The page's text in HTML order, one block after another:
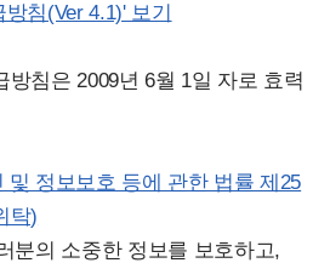
침(Ver 4.1)' 보기
침은 2009년 6월 1일 자로 효력
및 정보보호 등에 관한 법률 제25
탁)
분의 소중한 정보를 보호하고,